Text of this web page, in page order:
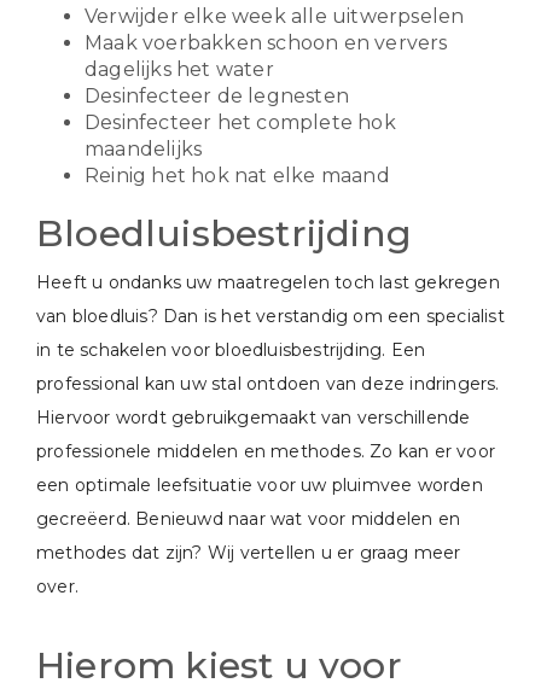
Verwijder elke week alle uitwerpselen
Maak voerbakken schoon en ververs
dagelijks het water
Desinfecteer de legnesten
Desinfecteer het complete hok
maandelijks
Reinig het hok nat elke maand
Bloedluisbestrijding
Heeft u ondanks uw maatregelen toch last gekregen
van bloedluis? Dan is het verstandig om een specialist
in te schakelen voor bloedluisbestrijding. Een
professional kan uw stal ontdoen van deze indringers.
Hiervoor wordt gebruikgemaakt van verschillende
professionele middelen en methodes. Zo kan er voor
een optimale leefsituatie voor uw pluimvee worden
gecreëerd. Benieuwd naar wat voor middelen en
methodes dat zijn? Wij vertellen u er graag meer
over.
Hierom kiest u voor